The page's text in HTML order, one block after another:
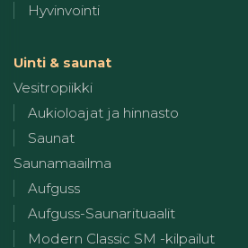
Hyvinvointi
Uinti & saunat
Vesitropiikki
Aukioloajat ja hinnasto
Saunat
Saunamaailma
Aufguss
Aufguss-Saunarituaalit
Modern Classic SM -kilpailut